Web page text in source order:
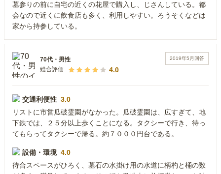
墓参りの前に自宅の近くの花屋で購入し、じさんしている。都
会なので近くに飲食店も多く、利用しやすい。ろうそくなどは
家から持参している。
2019年5月 回答
70代 ・ 男性
総合評価
4.0
交通利便性 3.0
リストに市営瓜破霊園がなかった。瓜破霊園は、広すぎて、地
下鉄では、２５分以上歩くことになる。タクシーで行き、待っ
てもらってタクシーで帰る。約７０００円台である。
設備・環境 4.0
待合スペースがひろく、墓石の水掛け用の水道に柄杓と桶の数